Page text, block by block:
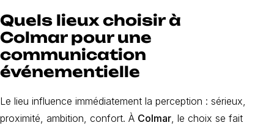
Quels lieux choisir à
Colmar pour une
communication
événementielle
Le lieu influence immédiatement la perception : sérieux,
proximité, ambition, confort. À Colmar , le choix se fait